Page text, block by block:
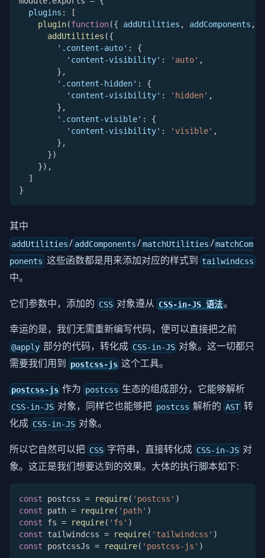
plugins :
[
plugin(function({ addUtilities , addComponents ,
addUtilities ({
'.content-auto' :
{
'content-visibility' : 'auto' ,
} ,
'.content-hidden' :
{
'content-visibility' : 'hidden' ,
} ,
'.content-visible' :
{
'content-visibility' : 'visible' ,
} ,
})
}) ,
]
}
其中
addUtilities/ addComponents /matchUtilities /matchCom
ponents 这些函数都是用来添加对应的样式到 tailwindcss
中。
它们参数中，添加的 CSS 对象遵从 CSS-in-JS 语法。
幸运的是，我们无需重新编写代码，便可以直接把之前
@apply 部分的代码，转化成 CSS-in-JS 对象。这一切都只
需要我们用到 postcss-js 这个工具。
postcss-js 作为 postcss 生态的组成部分，它能够解析
CSS-in-JS 对象，同样它也能够把 postcss 解析的AST转
化成 CSS-in-JS 对象。
所以它自然可以把 CSS 字符串，直接转化成 CSS-in-JS 对
象。这正是我们想要达到的效果。大体的执行脚本如下:
const postcss = require( 'postcss' )
const path = require( 'path' )
const fs = require( 'fs' )
const tailwindcss = require( 'tailwindcss' )
const postcssJs = require( 'postcss-js' )